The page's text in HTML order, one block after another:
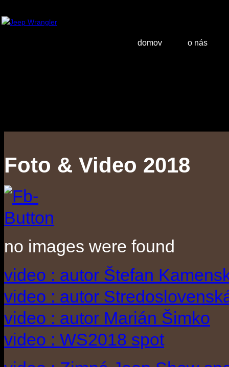
domov o nás
Foto & Video 2018
no images were found
video : autor Štefan
video : autor
video : autor Marián Šimko
video : WS2018 spot